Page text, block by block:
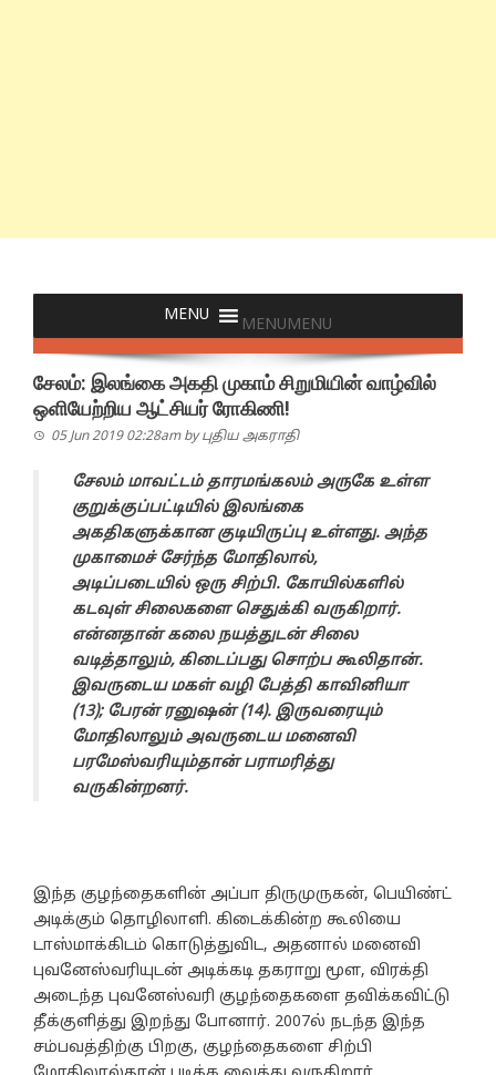
MENUMENU
சேலம்: இலங்கை அகதி முகாம் சிறுமியின் வாழ்வில்
ஒளியேற்றிய ஆட்சியர் ரோகிணி!
05 Jun 2019 02:28am byபுதிய அகராதி
சேலம் மாவட்டம் தாரமங்கலம் அருகே உள்ள
குறுக்குப்பட்டியில் இலங்கை
அகதிகளுக்கான குடியிருப்பு உள்ளது. அந்த
முகாமைச் சேர்ந்த மோதிலால்,
அடிப்படையில் ஒரு சிற்பி. கோயில்களில்
கடவுள் சிலைகளை செதுக்கி வருகிறார்.
என்னதான் கலை நயத்துடன் சிலை
வடித்தாலும், கிடைப்பது சொற்ப கூலிதான்.
இவருடைய மகள் வழி பேத்தி காவினியா
(13); பேரன் ரனுஷன் (14). இருவரையும்
மோதிலாலும் அவருடைய மனைவி
பரமேஸ்வரியும்தான் பராமரித்து
வருகின்றனர்.
இந்த குழந்தைகளின் அப்பா திருமுருகன், பெயிண்ட்
அடிக்கும் தொழிலாளி. கிடைக்கின்ற கூலியை
டாஸ்மாக்கிடம் கொடுத்துவிட, அதனால் மனைவி
புவனேஸ்வரியுடன் அடிக்கடி தகராறு மூள, விரக்தி
அடைந்த புவனேஸ்வரி குழந்தைகளை தவிக்கவிட்டு
தீக்குளித்து இறந்து போனார். 2007ல் நடந்த இந்த
சம்பவத்திற்கு பிறகு, குழந்தைகளை சிற்பி